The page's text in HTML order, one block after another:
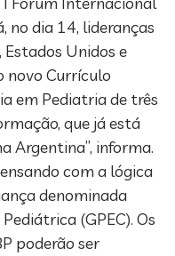
no dia 14, lideranças
Estados Unidos e
novo Currículo
em Pediatria de três
que já está
Argentina”, informa.
com a lógica
denominada
(GPEC). Os
poderão ser